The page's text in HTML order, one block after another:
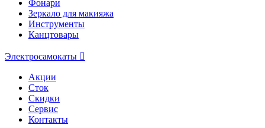
Фонари
Зеркало для макияжа
Инструменты
Канцтовары
Электросамокаты
Акции
Сток
Скидки
Сервис
Контакты